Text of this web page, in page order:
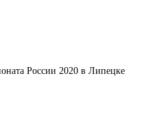
России 2020 в Липецке